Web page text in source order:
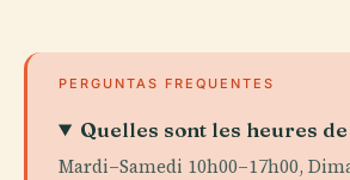
PERGUNTAS FREQUENTES
Quelles sont les heures
Mardi–Samedi 10h00–17h00,